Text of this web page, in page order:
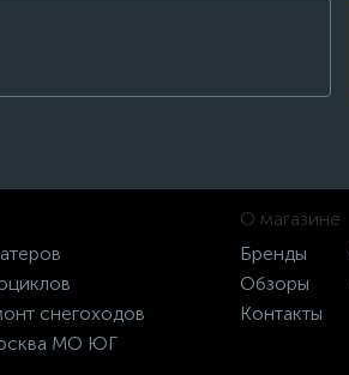
снегоходов
МО ЮГ
О магазине
Бренды
Обзоры
Контакты